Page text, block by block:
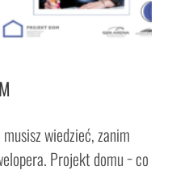
wiedzieć, zanim
Projekt domu − co